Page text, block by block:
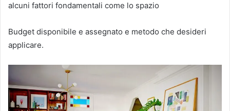
alcuni fattori fondamentali come lo spazio
Budget disponibile e assegnato e metodo che desideri
applicare.